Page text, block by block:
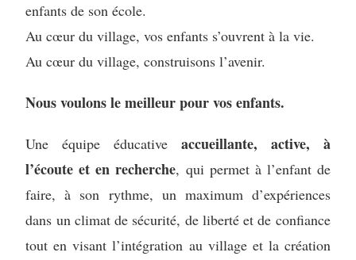
enfants de son école.
Au cœur du village, vos enfants s’ouvrent à la vie.
Au cœur du village, construisons l’avenir.
Nous voulons le meilleur pour vos enfants.
Une équipe éducative accueillante, active, à
l’écoute et en recherche, qui permet à l’enfant de
faire, à son rythme, un maximum d’expériences
dans un climat de sécurité, de liberté et de confiance
tout en visant l’intégration au village et la création